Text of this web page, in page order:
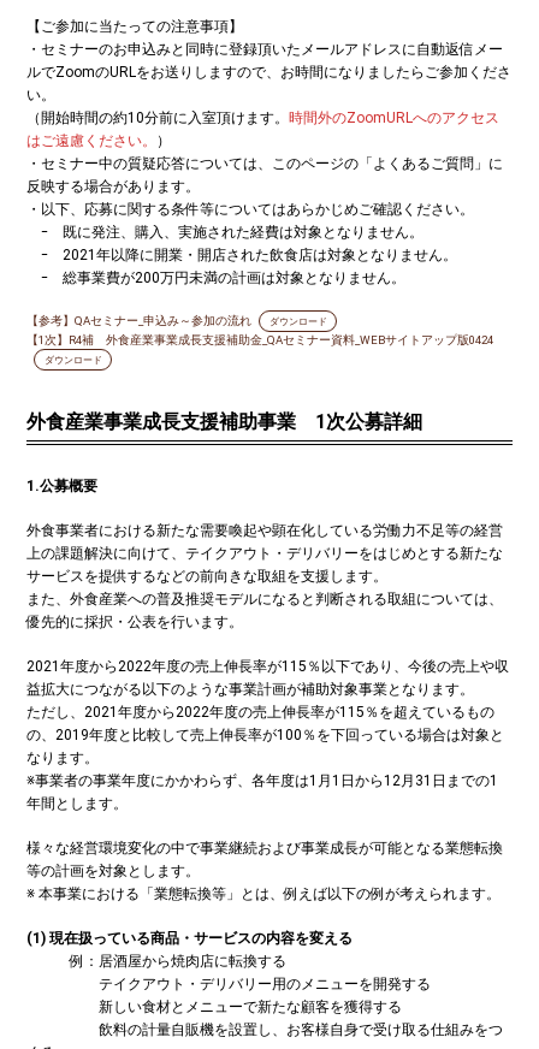
【ご参加に当たっての注意事項】
・セミナーのお申込みと同時に登録頂いたメールアドレスに自動返信メー
ルでZoomのURLをお送りしますので、お時間になりましたらご参加くださ
い。
（開始時間の約10分前に入室頂けます。時間外のZoomURLへのアクセス
はご遠慮ください。
）
・セミナー中の質疑応答については、このページの「よくあるご質問」に
反映する場合があります。
・以下、応募に関する条件等についてはあらかじめご確認ください。
ｰ 既に発注、購入、実施された経費は対象となりません。
ｰ 2021年以降に開業・開店された飲食店は対象となりません。
ｰ 総事業費が200万円未満の計画は対象となりません。
【参考】QAセミナー_申込み～参加の流れ ダウンロード
【1次】R4補 外食産業事業成長支援補助金_QAセミナー資料_WEBサイトアップ版0424
ダウンロード
外食産業事業成長支援補助事業 1次公募詳細
1.公募概要
外食事業者における新たな需要喚起や顕在化している労働力不足等の経営
上の課題解決に向けて、テイクアウト・デリバリーをはじめとする新たな
サービスを提供するなどの前向きな取組を支援します。
また、外食産業への普及推奨モデルになると判断される取組については、
優先的に採択・公表を行います。
2021年度から2022年度の売上伸長率が115％以下であり、今後の売上や収
益拡大につながる以下のような事業計画が補助対象事業となります。
ただし、2021年度から2022年度の売上伸長率が115％を超えているもの
の、2019年度と比較して売上伸長率が100％を下回っている場合は対象と
なります。
※事業者の事業年度にかかわらず、各年度は1月1日から12月31日までの1
年間とします。
様々な経営環境変化の中で事業継続および事業成長が可能となる業態転換
等の計画を対象とします。
※ 本事業における「業態転換等」とは、例えば以下の例が考えられます。
(1) 現在扱っている商品・サービスの内容を変える
例：居酒屋から焼肉店に転換する
テイクアウト・デリバリー用のメニューを開発する
新しい食材とメニューで新たな顧客を獲得する
飲料の計量自販機を設置し、お客様自身で受け取る仕組みをつ